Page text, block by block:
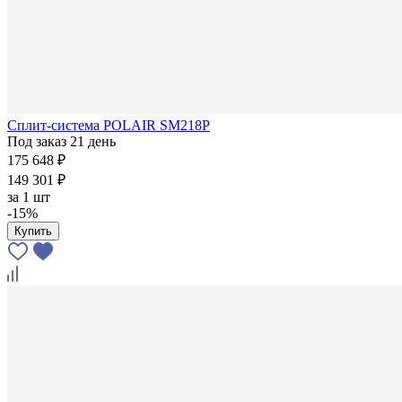
Сплит-система POLAIR SM218P
Под заказ 21 день
175 648 ₽
149 301 ₽
за 1 шт
-15%
Купить